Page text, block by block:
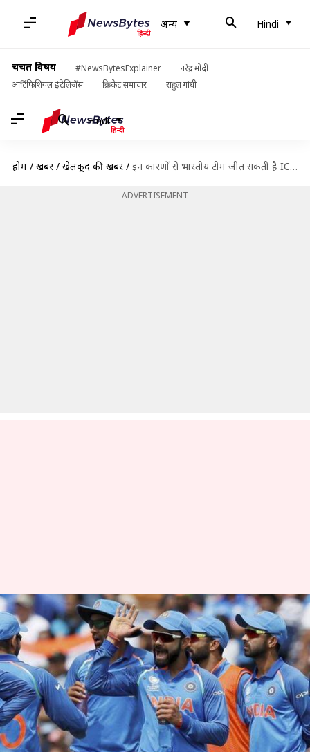
अन्य Hindi
चर्चित विषय #NewsBytesExplainer
नरेंद्र मोदी
आर्टिफिशियल इंटेलिजेंस
क्रिकेट समाचार राहुल गांधी
Hindi
होम / खबरें / खेलकूद की खबरें / इन कारणों से भारतीय टीम जीत सकती है ICC 2019 क्रिकेट विश्व कप का खिताब
ADVERTISEMENT
इन कारणों से भारतीय टीम जीत
सकती है ICC 2019 क्रिकेट विश्व
कप का खिताब
लेखन मोहम्मद वाहिद Jan 15, 2019 10:45 am
क्या है खबर?
ICC 2019 क्रिकेट विश्व कप शुरू होने में पांच महीने से भी